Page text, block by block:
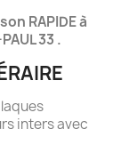
RAPIDE à
33 .
inters avec